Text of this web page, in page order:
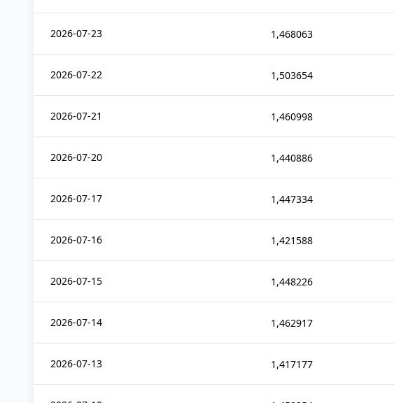
2026-07-23 1,468063
2026-07-22 1,503654
2026-07-21 1,460998
2026-07-20 1,440886
2026-07-17 1,447334
2026-07-16 1,421588
2026-07-15 1,448226
2026-07-14 1,462917
2026-07-13 1,417177